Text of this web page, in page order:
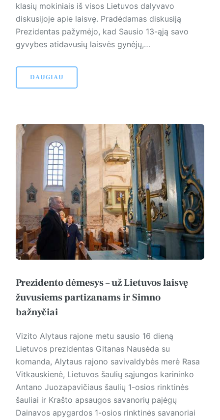
klasių mokiniais iš visos Lietuvos dalyvavo
diskusijoje apie laisvę. Pradėdamas diskusiją
Preziden­tas pažymėjo, kad Sausio 13-ąją savo
gyvybes atidavusių laisvės gynėjų,…
DAUGIAU
Prezidento dėmesys – už Lietuvos laisvę
žuvusiems partizanams ir Simno
bažnyčiai
Vizito Alytaus rajone metu sausio 16 dieną
Lietuvos prezidentas Gitanas Nausėda su
komanda, Alytaus rajono savivaldybės merė Rasa
Vitkauskienė, Lietuvos šaulių sąjungos karininko
Antano Juozapavičiaus šaulių 1-osios rinktinės
šauliai ir Krašto apsaugos savanorių pajėgų
Dainavos apygardos 1-osios rinktinės savanoriai